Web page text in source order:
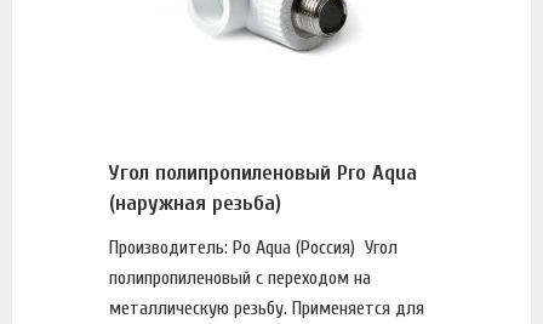
Угол полипропиленовый Pro Aqua
(наружная резьба)
Производитель: Po Aqua (Россия) Угол
полипропиленовый с переходом на
металлическую резьбу. Применяется для